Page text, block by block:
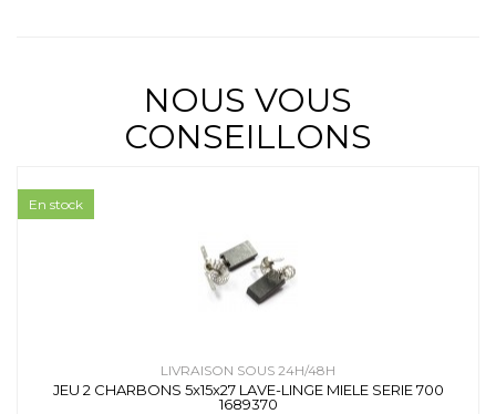
NOUS VOUS
CONSEILLONS
LIVRAISON SOUS 24H/48H
JEU 2 CHARBONS 5x15x27 LAVE-LINGE MIELE SERIE 700
1689370
En stock